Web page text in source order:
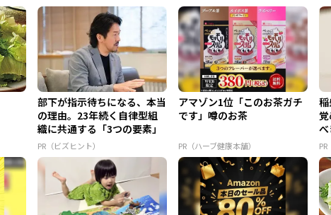
部下が指示待ちになる、本当
の理由。23年続く自律型組
織に共通する「3つの要素」
PR（ビズヒント）
アマゾン1位「このお茶ガチ
です」噂のお茶
PR（ハーブ健康本舗）